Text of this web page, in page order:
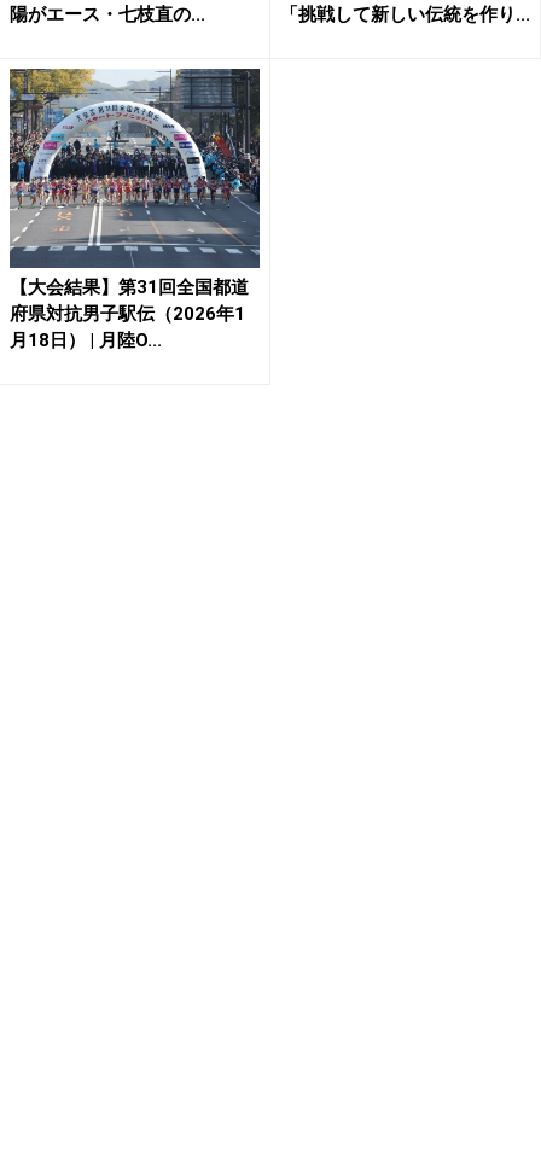
陽がエース・七枝直の...
「挑戦して新しい伝統を作り...
【大会結果】第31回全国都道
府県対抗男子駅伝（2026年1
月18日） | 月陸O...